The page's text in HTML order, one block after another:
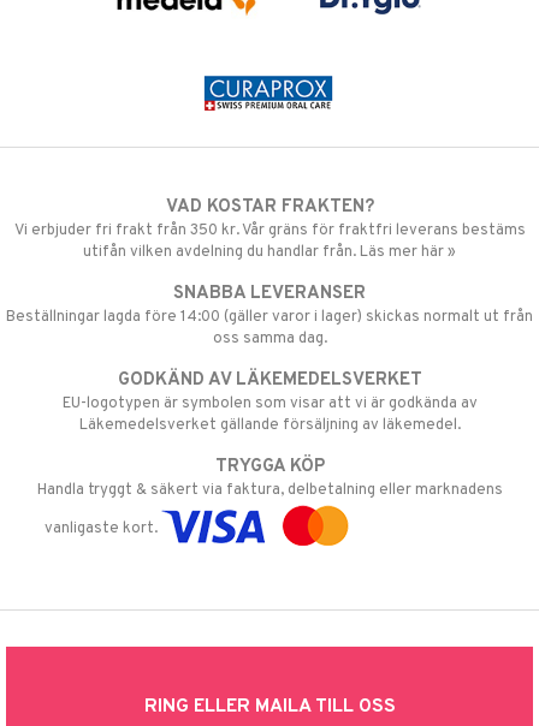
VAD KOSTAR FRAKTEN?
Vi erbjuder fri frakt från 350 kr. Vår gräns för fraktfri leverans bestäms
utifån vilken avdelning du handlar från. Läs mer här »
SNABBA LEVERANSER
Beställningar lagda före 14:00 (gäller varor i lager) skickas normalt ut från
oss samma dag.
GODKÄND AV LÄKEMEDELSVERKET
EU-logotypen är symbolen som visar att vi är godkända av
Läkemedelsverket gällande försäljning av läkemedel.
TRYGGA KÖP
Handla tryggt & säkert via faktura, delbetalning eller marknadens
vanligaste kort.
RING ELLER MAILA TILL OSS